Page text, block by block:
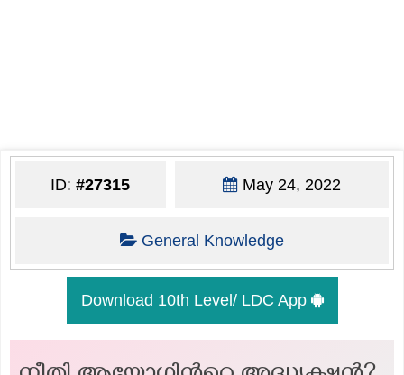
ID:#27315 May 24, 2022
General Knowledge
Download 10th Level/ LDC App